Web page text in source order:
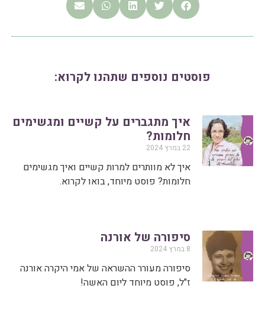
פוסטים נוספים שתהנו לקרוא:
איך מתגברים על קשיים ומגשימים
חלומות?
22 במרץ 2024
איך לא מוותרים למרות קשיים ואיך מגשימים
חלומות? פוסט מיוחד, בואו לקרוא.
סיפורה של אורנה
8 במרץ 2024
סיפורה מעורר ההשראה של אמי היקרה אורנה
ז"ל, פוסט מיוחד ליום האשה!